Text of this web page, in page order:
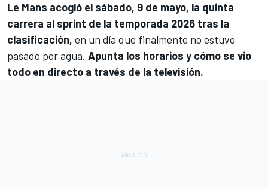
Le Mans acogió el sábado, 9 de mayo, la quinta
carrera al sprint de la temporada 2026 tras la
clasificación, en un día que finalmente no estuvo
pasado por agua. Apunta los horarios y cómo se vio
todo en directo a través de la televisión.